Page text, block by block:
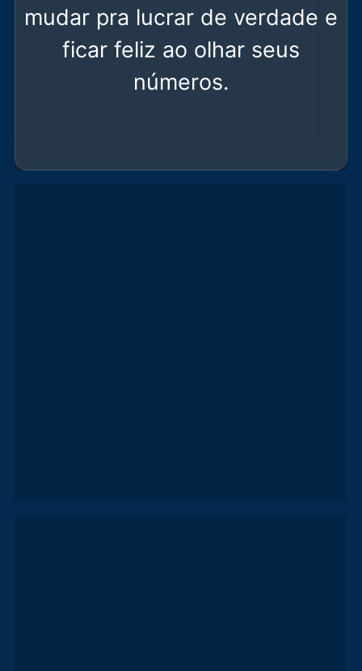
mudar pra lucrar de verdade e
ficar feliz ao olhar seus
números.